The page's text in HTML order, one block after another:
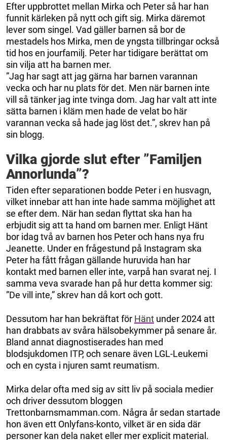
Efter uppbrottet mellan Mirka och Peter så har han
funnit kärleken på nytt och gift sig. Mirka däremot
lever som singel. Vad gäller barnen så bor de
mestadels hos Mirka, men de yngsta tillbringar också
tid hos en jourfamilj. Peter har tidigare berättat om
sin vilja att ha barnen mer.
”Jag har sagt att jag gärna har barnen varannan
vecka och har nu plats för det. Men när barnen inte
vill så tänker jag inte tvinga dom. Jag har valt att inte
sätta barnen i kläm men hade de velat bo här
varannan vecka så hade jag löst det.”, skrev han på
sin blogg.
Vilka gjorde slut efter ”Familjen
Annorlunda”?
Tiden efter separationen bodde Peter i en husvagn,
vilket innebar att han inte hade samma möjlighet att
se efter dem. När han sedan flyttat ska han ha
erbjudit sig att ta hand om barnen mer. Enligt Hänt
bor idag två av barnen hos Peter och hans nya fru
Jeanette. Under en frågestund på Instagram ska
Peter ha fått frågan gällande huruvida han har
kontakt med barnen eller inte, varpå han svarat nej. I
samma veva svarade han på hur detta kommer sig:
”De vill inte,” skrev han då kort och gott.
Dessutom har han bekräftat för Hänt under 2024 att
han drabbats av svåra hälsobekymmer på senare år.
Bland annat diagnostiserades han med
blodsjukdomen ITP, och senare även LGL-Leukemi
och en cysta i njuren samt reumatism.
Mirka delar ofta med sig av sitt liv på sociala medier
och driver dessutom bloggen
Trettonbarnsmamman.com. Några år sedan startade
hon även ett Onlyfans-konto, vilket är en sida där
personer kan dela naket eller mer explicit material.